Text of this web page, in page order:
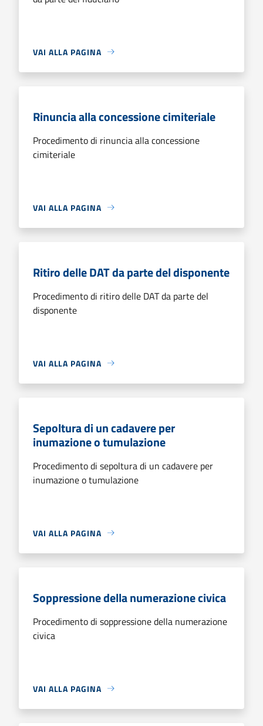
VAI ALLA PAGINA
Rinuncia alla concessione cimiteriale
Procedimento di rinuncia alla concessione
cimiteriale
VAI ALLA PAGINA
Ritiro delle DAT da parte del disponente
Procedimento di ritiro delle DAT da parte del
disponente
VAI ALLA PAGINA
Sepoltura di un cadavere per
inumazione o tumulazione
Procedimento di sepoltura di un cadavere per
inumazione o tumulazione
VAI ALLA PAGINA
Soppressione della numerazione civica
Procedimento di soppressione della numerazione
civica
VAI ALLA PAGINA